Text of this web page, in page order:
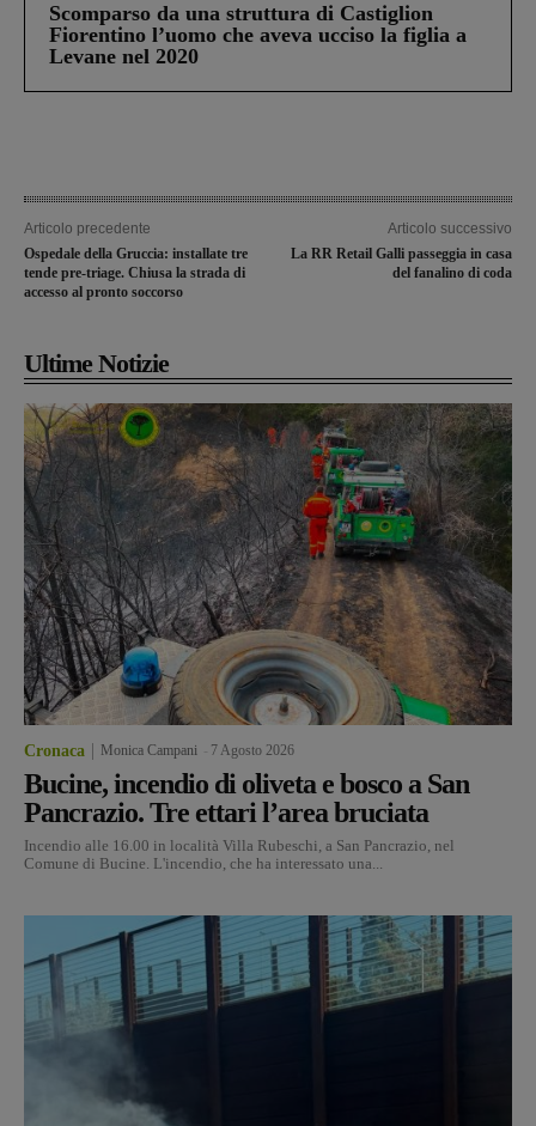
Scomparso da una struttura di Castiglion
Fiorentino l’uomo che aveva ucciso la figlia a
Levane nel 2020
Articolo precedente
Ospedale della Gruccia: installate tre
tende pre-triage. Chiusa la strada di
accesso al pronto soccorso
Articolo successivo
La RR Retail Galli passeggia in casa
del fanalino di coda
Ultime Notizie
Cronaca Monica Campani 7 Agosto 2026
Bucine, incendio di oliveta e bosco a San
Pancrazio. Tre ettari l’area bruciata
Incendio alle 16.00 in località Villa Rubeschi, a San Pancrazio, nel
Comune di Bucine. L'incendio, che ha interessato una...